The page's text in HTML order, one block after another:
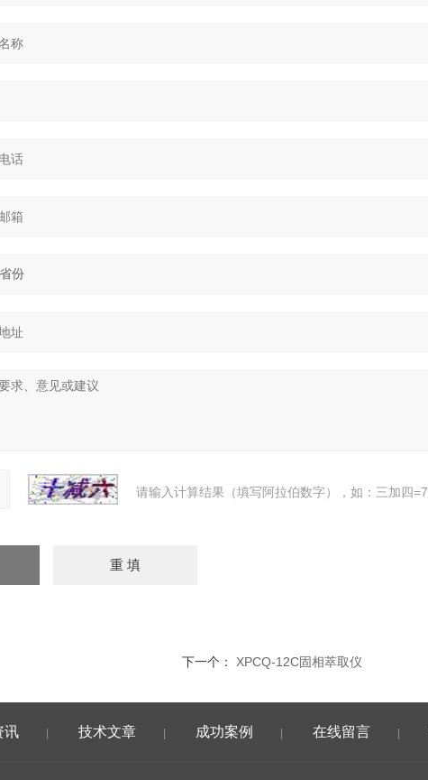
请输入计算结果（填写阿拉伯数字），如：三加四=7
下一个： XPCQ-12C固相萃取仪
讯 技术文章 成功案例 在线留言